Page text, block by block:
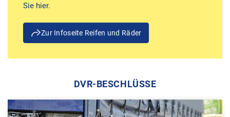
Sie hier.
Zur Infoseite Reifen und Räder
DVR-BESCHLÜSSE